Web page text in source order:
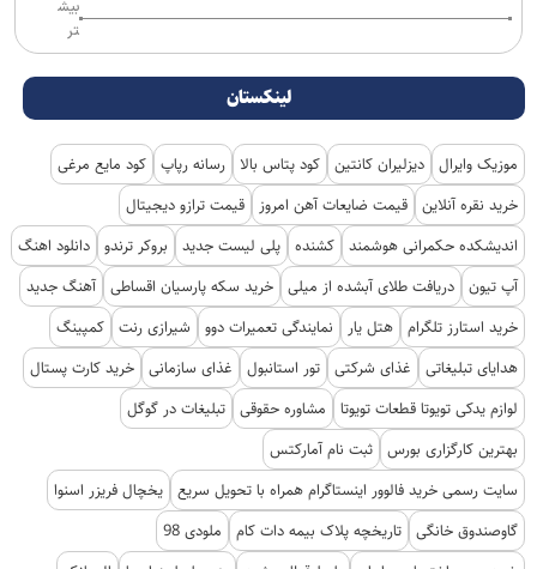
بیش
تر
لینکستان
موزیک وایرال دیزلیران کانتین کود پتاس بالا رسانه رپاپ
کود مایع مرغی
خرید نقره آنلاین قیمت ضایعات آهن امروز قیمت ترازو دیجیتال
اندیشکده حکمرانی هوشمند
کشنده پلی لیست جدید بروکر ترندو دانلود اهنگ
آپ تیون دریافت طلای آبشده از میلی خرید سکه پارسیان اقساطی
آهنگ جدید
خرید استارز تلگرام هتل یار نمایندگی تعمیرات دوو شیرازی رنت
کمپینگ
هدایای تبلیغاتی
غذای شرکتی تور استانبول غذای سازمانی خرید کارت پستال
لوازم یدکی تویوتا قطعات تویوتا
مشاوره حقوقی تبلیغات در گوگل
بهترین کارگزاری بورس ثبت نام آمارکتس
سایت رسمی خرید فالوور اینستاگرام همراه با تحویل سریع یخچال فریزر اسنوا
گاوصندوق خانگی تاریخچه پلاک بیمه دات کام
ملودی 98